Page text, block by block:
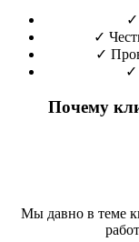
✓
✓
✓
✓
Почему
Мы давно в теме